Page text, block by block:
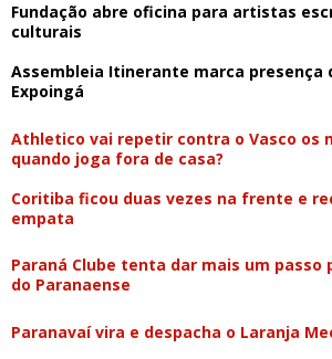
Fundação abre oficina para artistas
culturais
Assembleia Itinerante marca presença
Expoingá
Athletico vai repetir contra o Vasco os
quando joga fora de casa?
Coritiba ficou duas vezes na frente e
empata
Paraná Clube tenta dar mais um
do Paranaense
Paranavaí vira e despacha o Laranja